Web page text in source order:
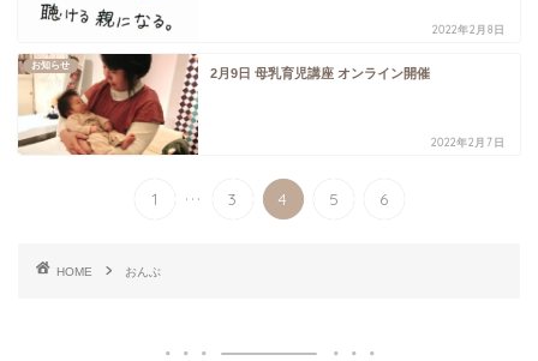
2022年2月8日
お知らせ
2月9日 母乳育児講座 オンライン開催
2022年2月7日
1 ... 3 4 5 6
HOME おんぶ